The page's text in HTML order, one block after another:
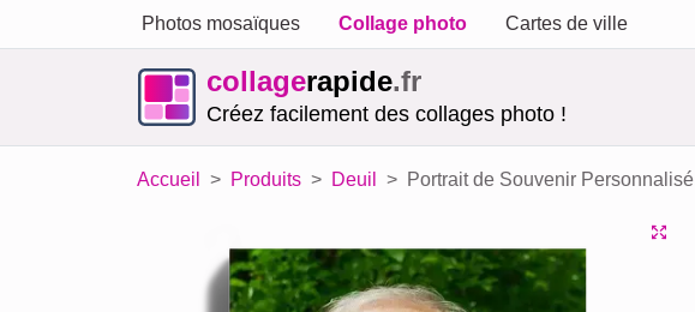
Photos mosaïques Collage photo Cartes de ville
collagerapide.fr
Créez facilement des collages photo !
Accueil Produits Deuil Portrait de Souvenir Personnalisé